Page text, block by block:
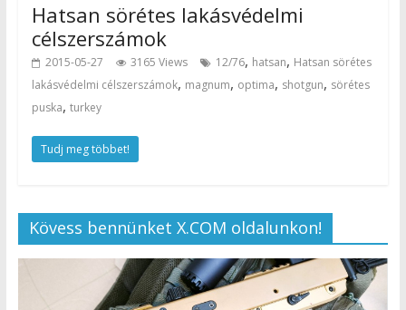
Hatsan sörétes lakásvédelmi
célszerszámok
2015-05-27 3165 Views 12/76, hatsan, Hatsan sörétes
lakásvédelmi célszerszámok, magnum, optima, shotgun, sörétes
puska, turkey
Tudj meg többet!
Kövess bennünket X.COM oldalunkon!